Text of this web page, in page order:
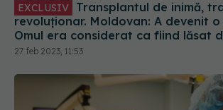
EXCLUSIV
revoluționar. Moldovan: A devenit
Omul era considerat ca fiind lăsat
pe pământ fără piese de schimb
27 feb 2023, 11:53